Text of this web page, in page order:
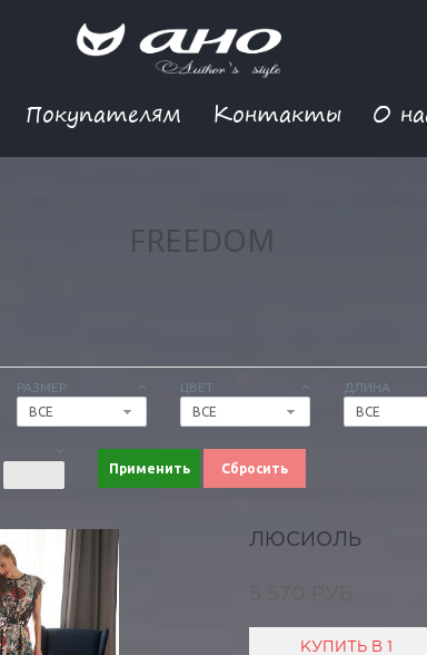
Покупателям Контакты О
FREEDOM
РАЗМЕР
ВСЕ
ЦВЕТ
ВСЕ
ДЛИНА
ВСЕ
Применить Сбросить
ЛЮСИОЛЬ
КУПИТЬ В 1